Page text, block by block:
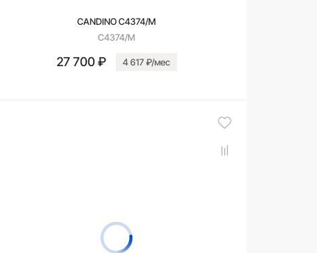
CANDINO C4374/M
C4374/M
27 700 ₽ 4 617 ₽/мес